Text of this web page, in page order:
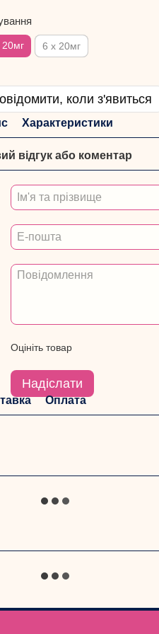
20мг 6 х 20мг
коли з'явиться
Характеристики
відгук або коментар
Оцініть товар
Надіслати
Оплата